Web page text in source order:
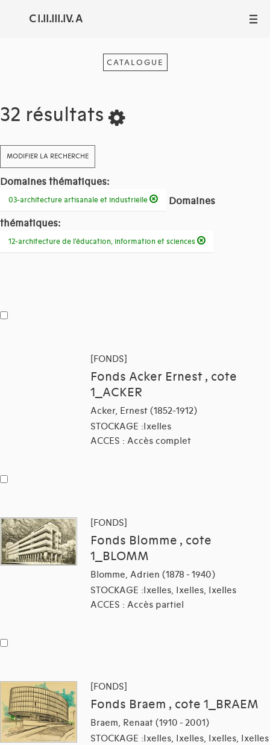
C I.II.III.IV. A III
CATALOGUE
32 résultats
MODIFIER LA RECHERCHE
Domaines thématiques:
03-architecture artisanale et industrielle
Domaines
thématiques:
12-architecture de l'éducation, information et sciences
[FONDS]
Fonds Acker Ernest , cote
1_ACKER
Acker, Ernest (1852-1912)
STOCKAGE :Ixelles
ACCES : Accès complet
[FONDS]
Fonds Blomme , cote
1_BLOMM
Blomme, Adrien (1878 - 1940)
STOCKAGE :Ixelles, Ixelles, Ixelles
ACCES : Accès partiel
[FONDS]
Fonds Braem , cote 1_BRAEM
Braem, Renaat (1910 - 2001)
STOCKAGE :Ixelles, Ixelles, Ixelles, Ixelles